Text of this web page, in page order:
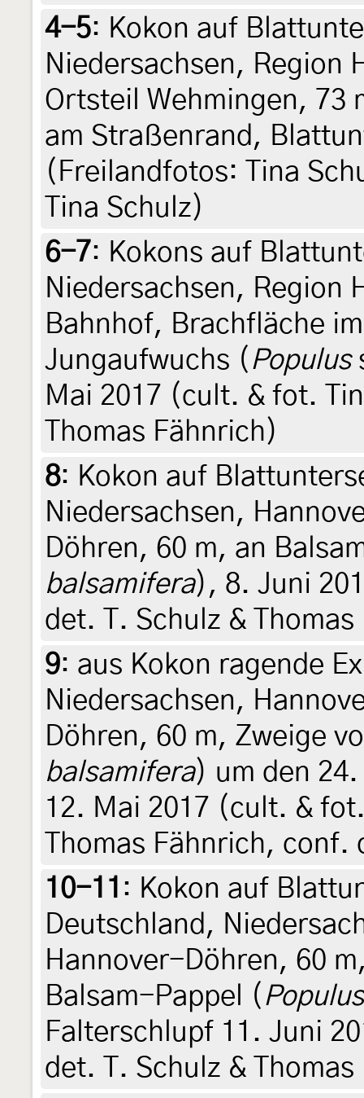
4-5: Kokon auf
Niedersachsen, Region
Ortsteil Wehmingen, 73
am Straßenrand,
(Freilandfotos: Tina
Tina Schulz)
6-7: Kokons auf
Niedersachsen, Region
Bahnhof, Brachfläche
Jungaufwuchs ( Populus
Mai 2017 (cult. & fot.
Thomas Fähnrich)
8: Kokon auf
Niedersachsen,
Döhren, 60 m, an
balsamifera), 8. Juni
det. T. Schulz &
9: aus Kokon ragende
Niedersachsen,
Döhren, 60 m, Zweige
balsamifera) um den
12. Mai 2017 (cult. &
Thomas Fähnrich,
10-11 : Kokon auf
Deutschland,
Hannover-Döhren, 60
Balsam-Pappel (
Falterschlupf 11. Juni
det. T. Schulz &